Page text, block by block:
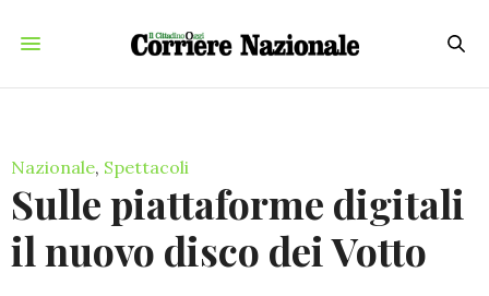
Nazionale, Spettacoli
Sulle piattaforme digitali
il nuovo disco dei Votto